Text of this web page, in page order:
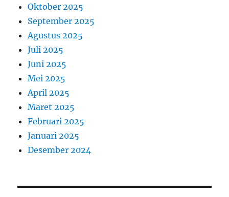
Oktober 2025
September 2025
Agustus 2025
Juli 2025
Juni 2025
Mei 2025
April 2025
Maret 2025
Februari 2025
Januari 2025
Desember 2024